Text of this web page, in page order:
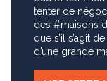
tenter de
des #maisons
que s’il s’agit
d’une grande
restructuration,